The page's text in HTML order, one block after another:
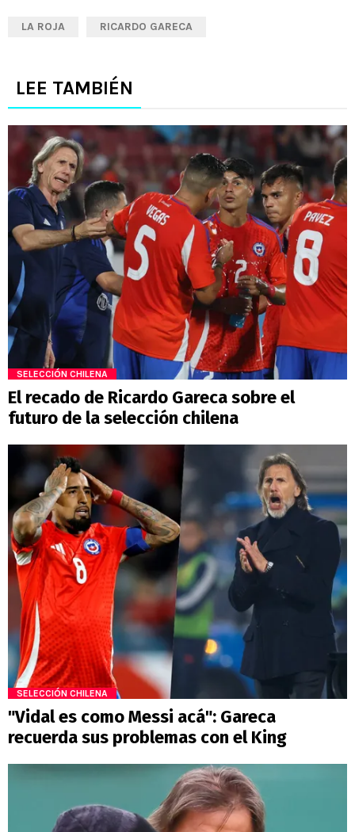
LA ROJA RICARDO GARECA
LEE TAMBIÉN
SELECCIÓN CHILENA
El recado de Ricardo Gareca sobre el
futuro de la selección chilena
SELECCIÓN CHILENA
"Vidal es como Messi acá": Gareca
recuerda sus problemas con el King